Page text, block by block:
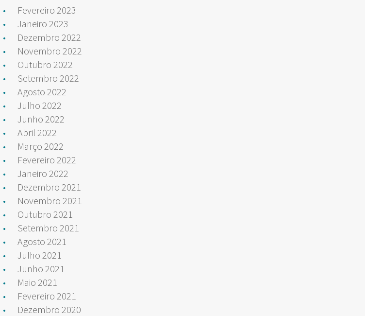
Fevereiro 2023
Janeiro 2023
Dezembro 2022
Novembro 2022
Outubro 2022
Setembro 2022
Agosto 2022
Julho 2022
Junho 2022
Abril 2022
Março 2022
Fevereiro 2022
Janeiro 2022
Dezembro 2021
Novembro 2021
Outubro 2021
Setembro 2021
Agosto 2021
Julho 2021
Junho 2021
Maio 2021
Fevereiro 2021
Dezembro 2020